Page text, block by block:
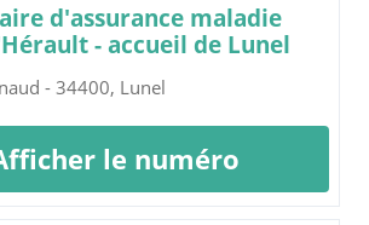
d'assurance maladie
- accueil de Lunel
- 34400, Lunel
le numéro